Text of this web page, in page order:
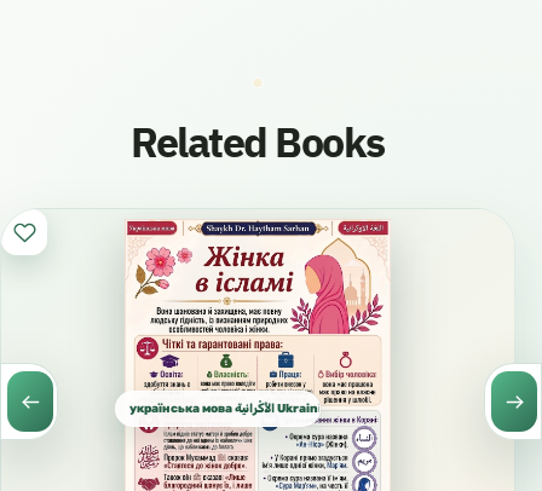
Related Books
українська мова الأُكْرانية Ukrainian الأوكرانية